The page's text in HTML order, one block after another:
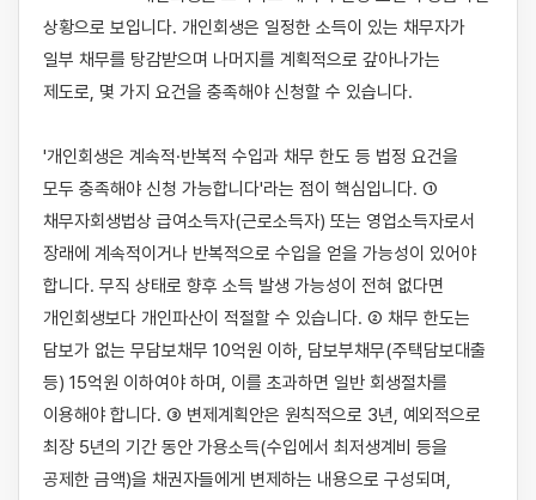
상황으로 보입니다. 개인회생은 일정한 소득이 있는 채무자가
일부 채무를 탕감받으며 나머지를 계획적으로 갚아나가는
제도로, 몇 가지 요건을 충족해야 신청할 수 있습니다.
'개인회생은 계속적·반복적 수입과 채무 한도 등 법정 요건을
모두 충족해야 신청 가능합니다'라는 점이 핵심입니다. ①
채무자회생법상 급여소득자(근로소득자) 또는 영업소득자로서
장래에 계속적이거나 반복적으로 수입을 얻을 가능성이 있어야
합니다. 무직 상태로 향후 소득 발생 가능성이 전혀 없다면
개인회생보다 개인파산이 적절할 수 있습니다. ② 채무 한도는
담보가 없는 무담보채무 10억원 이하, 담보부채무(주택담보대출
등) 15억원 이하여야 하며, 이를 초과하면 일반 회생절차를
이용해야 합니다. ③ 변제계획안은 원칙적으로 3년, 예외적으로
최장 5년의 기간 동안 가용소득(수입에서 최저생계비 등을
공제한 금액)을 채권자들에게 변제하는 내용으로 구성되며,